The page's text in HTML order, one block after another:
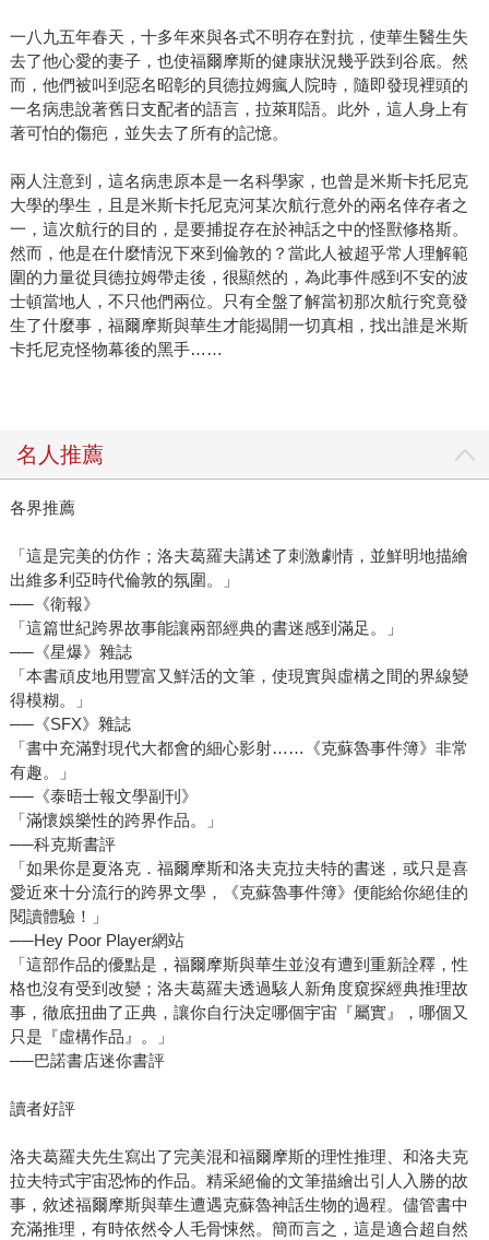
一八九五年春天，十多年來與各式不明存在對抗，使華生醫生失
去了他心愛的妻子，也使福爾摩斯的健康狀況幾乎跌到谷底。然
而，他們被叫到惡名昭彰的貝德拉姆瘋人院時，隨即發現裡頭的
一名病患說著舊日支配者的語言，拉萊耶語。此外，這人身上有
著可怕的傷疤，並失去了所有的記憶。
兩人注意到，這名病患原本是一名科學家，也曾是米斯卡托尼克
大學的學生，且是米斯卡托尼克河某次航行意外的兩名倖存者之
一，這次航行的目的，是要捕捉存在於神話之中的怪獸修格斯。
然而，他是在什麼情況下來到倫敦的？當此人被超乎常人理解範
圍的力量從貝德拉姆帶走後，很顯然的，為此事件感到不安的波
士頓當地人，不只他們兩位。只有全盤了解當初那次航行究竟發
生了什麼事，福爾摩斯與華生才能揭開一切真相，找出誰是米斯
卡托尼克怪物幕後的黑手……
名人推薦
各界推薦
「這是完美的仿作；洛夫葛羅夫講述了刺激劇情，並鮮明地描繪
出維多利亞時代倫敦的氛圍。」
──《衛報》
「這篇世紀跨界故事能讓兩部經典的書迷感到滿足。」
──《星爆》雜誌
「本書頑皮地用豐富又鮮活的文筆，使現實與虛構之間的界線變
得模糊。」
──《SFX》雜誌
「書中充滿對現代大都會的細心影射……《克蘇魯事件簿》非常
有趣。」
──《泰晤士報文學副刊》
「滿懷娛樂性的跨界作品。」
──科克斯書評
「如果你是夏洛克．福爾摩斯和洛夫克拉夫特的書迷，或只是喜
愛近來十分流行的跨界文學，《克蘇魯事件簿》便能給你絕佳的
閱讀體驗！」
──Hey Poor Player網站
「這部作品的優點是，福爾摩斯與華生並沒有遭到重新詮釋，性
格也沒有受到改變；洛夫葛羅夫透過駭人新角度窺探經典推理故
事，徹底扭曲了正典，讓你自行決定哪個宇宙『屬實』，哪個又
只是『虛構作品』。」
──巴諾書店迷你書評
讀者好評
洛夫葛羅夫先生寫出了完美混和福爾摩斯的理性推理、和洛夫克
拉夫特式宇宙恐怖的作品。精采絕倫的文筆描繪出引人入勝的故
事，敘述福爾摩斯與華生遭遇克蘇魯神話生物的過程。儘管書中
充滿推理，有時依然令人毛骨悚然。簡而言之，這是適合超自然